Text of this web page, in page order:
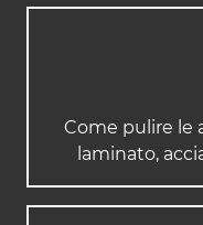
Come pulire le
laminato,